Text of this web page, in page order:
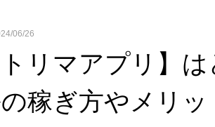
06/26
トリマアプリ】
稼ぎ方やメリ